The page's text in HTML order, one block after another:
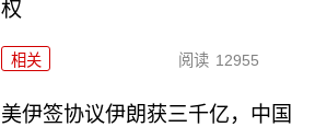
权
相关 阅读 12955
美伊签协议伊朗获三千亿，中国